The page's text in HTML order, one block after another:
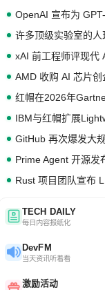
OpenAI 宣布为
许多顶级实验室的
xAI 前工程师评现代
红帽在2026年
GitHub 再次爆发大
TECH DAILY
每日内容报纸化
DevFM
当天资讯听着看
激励活动